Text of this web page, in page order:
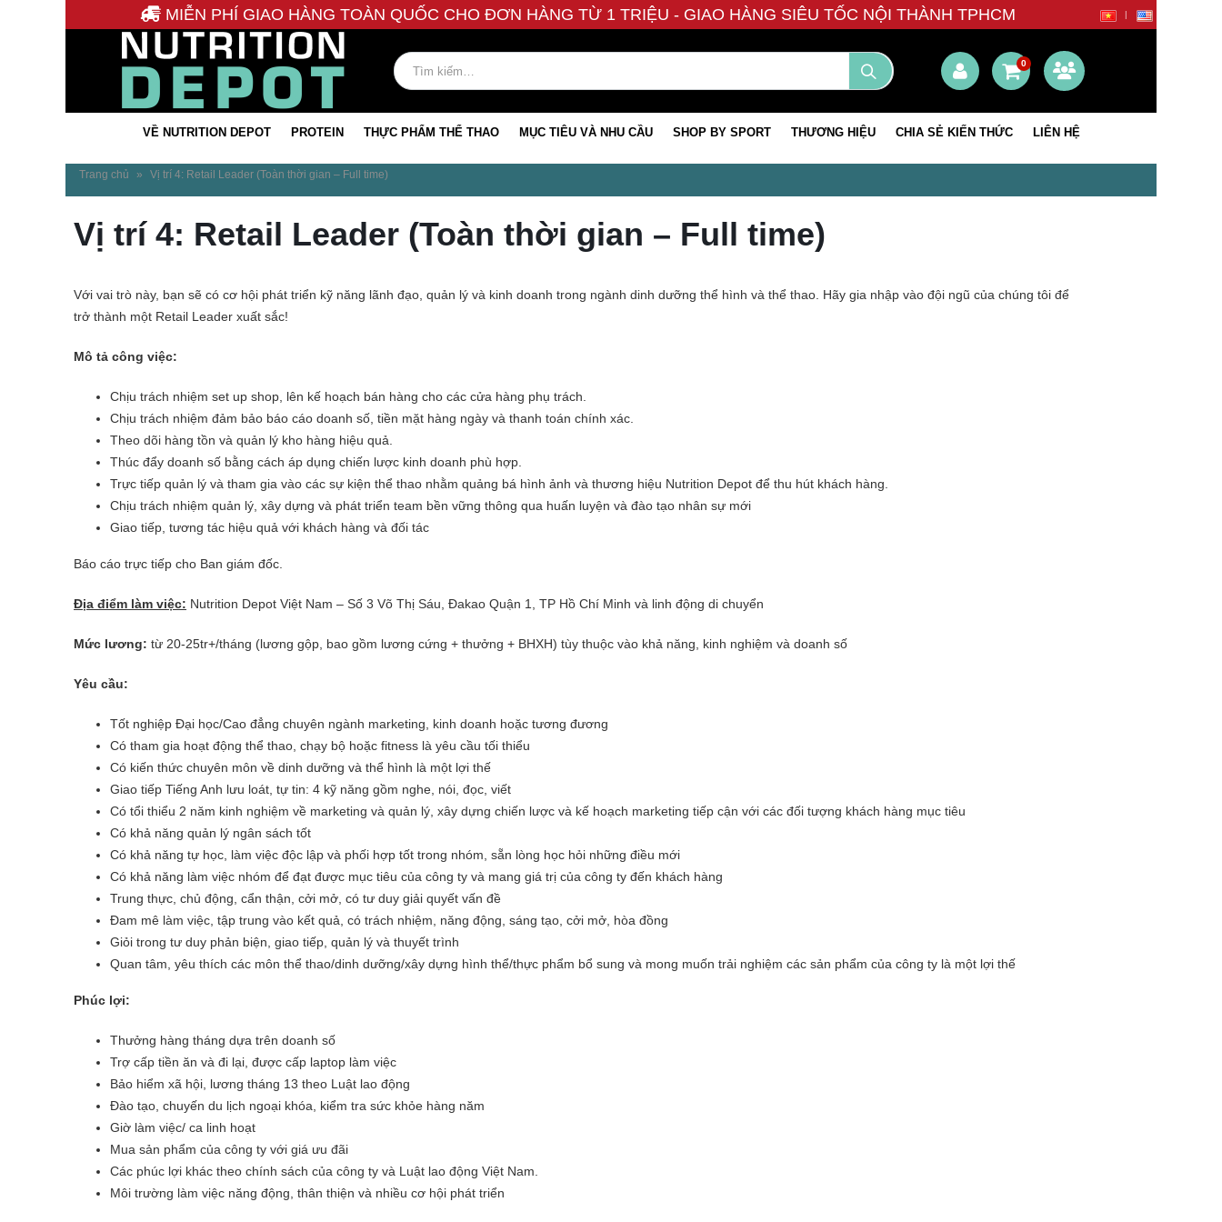
MIỄN PHÍ GIAO HÀNG TOÀN QUỐC CHO ĐƠN HÀNG TỪ 1 TRIỆU - GIAO HÀNG SIÊU TỐC NỘI THÀNH TPHCM
0
VỀ NUTRITION DEPOT PROTEIN THỰC PHẨM THỂ THAO MỤC TIÊU VÀ NHU CẦU SHOP BY SPORT THƯƠNG HIỆU CHIA SẺ KIẾN THỨC LIÊN HỆ
Trang chủ » Vị trí 4: Retail Leader (Toàn thời gian – Full time)
Vị trí 4: Retail Leader (Toàn thời gian – Full time)
Với vai trò này, bạn sẽ có cơ hội phát triển kỹ năng lãnh đạo, quản lý và kinh doanh trong ngành dinh dưỡng thể hình và thể thao. Hãy gia nhập vào đội ngũ của chúng tôi để
trở thành một Retail Leader xuất sắc!
Mô tả công việc:
Chịu trách nhiệm set up shop, lên kế hoạch bán hàng cho các cửa hàng phụ trách.
Chịu trách nhiệm đảm bảo báo cáo doanh số, tiền mặt hàng ngày và thanh toán chính xác.
Theo dõi hàng tồn và quản lý kho hàng hiệu quả.
Thúc đẩy doanh số bằng cách áp dụng chiến lược kinh doanh phù hợp.
Trực tiếp quản lý và tham gia vào các sự kiện thể thao nhằm quảng bá hình ảnh và thương hiệu Nutrition Depot để thu hút khách hàng.
Chịu trách nhiệm quản lý, xây dựng và phát triển team bền vững thông qua huấn luyện và đào tạo nhân sự mới
Giao tiếp, tương tác hiệu quả với khách hàng và đối tác
Báo cáo trực tiếp cho Ban giám đốc.
Địa điểm làm việc: Nutrition Depot Việt Nam – Số 3 Võ Thị Sáu, Đakao Quận 1, TP Hồ Chí Minh và linh động di chuyển
Mức lương: từ 20-25tr+/tháng (lương gộp, bao gồm lương cứng + thưởng + BHXH) tùy thuộc vào khả năng, kinh nghiệm và doanh số
Yêu cầu:
Tốt nghiệp Đại học/Cao đẳng chuyên ngành marketing, kinh doanh hoặc tương đương
Có tham gia hoạt động thể thao, chạy bộ hoặc fitness là yêu cầu tối thiểu
Có kiến thức chuyên môn về dinh dưỡng và thể hình là một lợi thế
Giao tiếp Tiếng Anh lưu loát, tự tin: 4 kỹ năng gồm nghe, nói, đọc, viết
Có tổi thiểu 2 năm kinh nghiệm về marketing và quản lý, xây dựng chiến lược và kế hoạch marketing tiếp cận với các đối tượng khách hàng mục tiêu
Có khả năng quản lý ngân sách tốt
Có khả năng tự học, làm việc độc lập và phối hợp tốt trong nhóm, sẵn lòng học hỏi những điều mới
Có khả năng làm việc nhóm để đạt được mục tiêu của công ty và mang giá trị của công ty đến khách hàng
Trung thực, chủ động, cẩn thận, cởi mở, có tư duy giải quyết vấn đề
Đam mê làm việc, tập trung vào kết quả, có trách nhiệm, năng động, sáng tạo, cởi mở, hòa đồng
Giỏi trong tư duy phản biện, giao tiếp, quản lý và thuyết trình
Quan tâm, yêu thích các môn thể thao/dinh dưỡng/xây dựng hình thể/thực phẩm bổ sung và mong muốn trải nghiệm các sản phẩm của công ty là một lợi thế
Phúc lợi:
Thưởng hàng tháng dựa trên doanh số
Trợ cấp tiền ăn và đi lại, được cấp laptop làm việc
Bảo hiểm xã hội, lương tháng 13 theo Luật lao động
Đào tạo, chuyến du lịch ngoại khóa, kiểm tra sức khỏe hàng năm
Giờ làm việc/ ca linh hoạt
Mua sản phẩm của công ty với giá ưu đãi
Các phúc lợi khác theo chính sách của công ty và Luật lao động Việt Nam.
Môi trường làm việc năng động, thân thiện và nhiều cơ hội phát triển